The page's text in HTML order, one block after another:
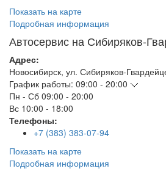
Показать на карте
Подробная информация
Автосервис на Сибиряков-
Адрес:
Новосибирск, ул. Сибиряков-
График работы: 09:00 - 20:00
Пн - Сб 09:00 - 20:00
Вс 10:00 - 18:00
Телефоны:
+7 (383) 383-07-94
Показать на карте
Подробная информация